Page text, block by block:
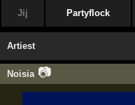
Jij Partyflock
Artiest
Noisia 📷